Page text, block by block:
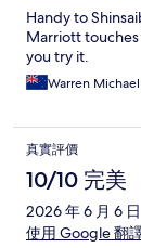
Handy to
Marriott
you try it.
Warren
真實評價
10/10 完美
2026 年 6 月 6 日
使用 Google 翻